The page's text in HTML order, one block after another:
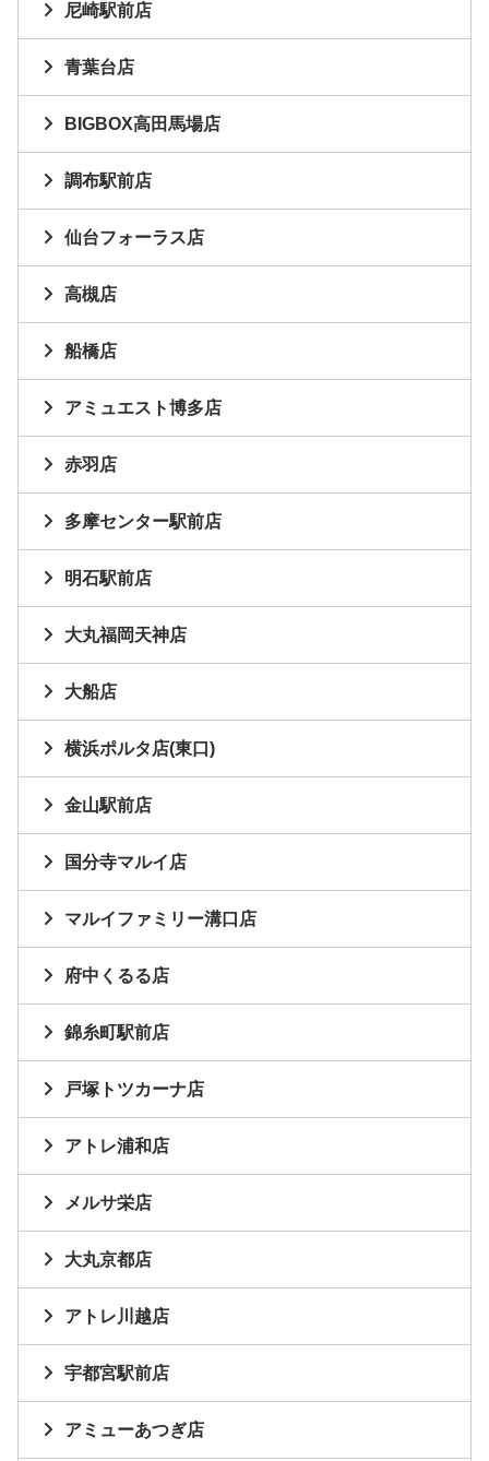
尼崎駅前店
青葉台店
BIGBOX高田馬場店
調布駅前店
仙台フォーラス店
高槻店
船橋店
アミュエスト博多店
赤羽店
多摩センター駅前店
明石駅前店
大丸福岡天神店
大船店
横浜ポルタ店(東口)
金山駅前店
国分寺マルイ店
マルイファミリー溝口店
府中くるる店
錦糸町駅前店
戸塚トツカーナ店
アトレ浦和店
メルサ栄店
大丸京都店
アトレ川越店
宇都宮駅前店
アミューあつぎ店